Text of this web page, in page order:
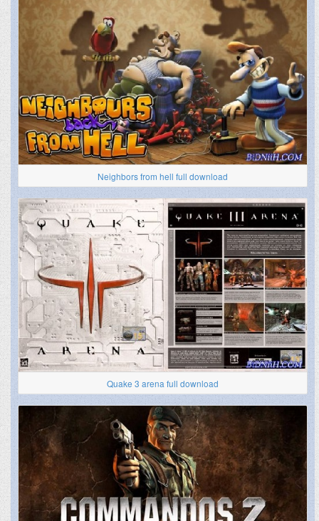
Neighbors from hell full download
Quake 3 arena full download